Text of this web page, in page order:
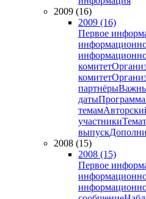
2009 (16)
2009 (16)
Первое
комитет
комитет
партнёры
датыПрограмма
темам
участники
выпуск
2008 (15)
2008 (15)
Первое